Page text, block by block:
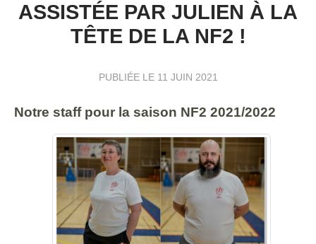
ASSISTÉE PAR JULIEN À LA
TÊTE DE LA NF2 !
PUBLIÉE LE 11 JUIN 2021
Notre staff pour la saison NF2 2021/2022